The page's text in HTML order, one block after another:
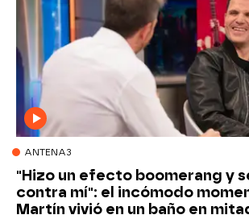
ANTENA3
"Hizo un efecto boomerang y
contra mí": el incómodo
Martín vivió en un baño en